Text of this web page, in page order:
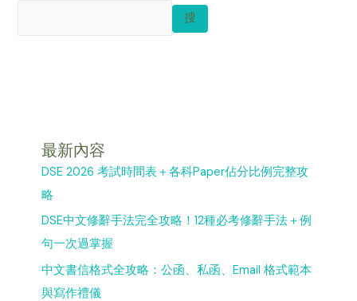
搜
最新內容
DSE 2026 考試時間表＋各科Paper佔分比例完整攻
略
DSE中文修辭手法完全攻略！12種必考修辭手法＋例
句一次過掌握
中文書信格式全攻略：公函、私函、Email 格式範本
與寫作禮儀